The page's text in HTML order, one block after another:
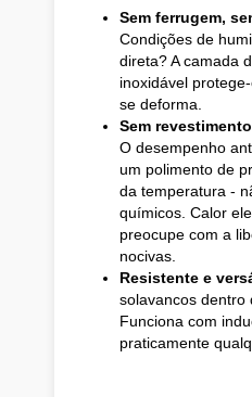
Sem ferrugem,
Condições de
direta? A camada
inoxidável
se deforma.
Sem
O desempenho
um polimento de
da temperatura -
químicos. Calor
preocupe com a
nocivas.
Resistente e
solavancos dentro
Funciona com
praticamente